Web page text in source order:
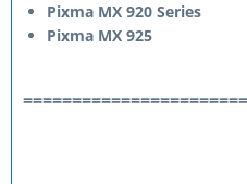
Pixma MX 920 Series
Pixma MX 925